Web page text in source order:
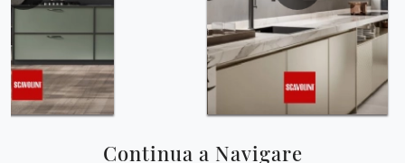
Continua a Navigare